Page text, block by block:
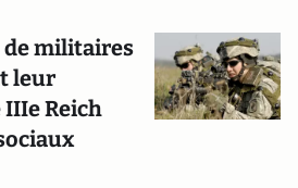
de militaires
leur
Reich